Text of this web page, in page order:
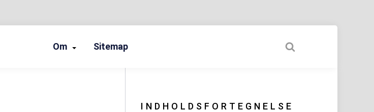
Om Sitemap
INDHOLDSFORTEGNELSE